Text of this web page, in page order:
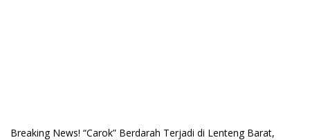
Breaking News! “Carok” Berdarah Terjadi di Lenteng Barat,